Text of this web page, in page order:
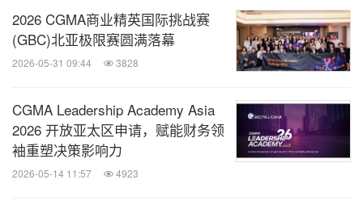
趋势、动态，介绍相关知识、经验、技巧、
案例和工具。
分享到：
2026 CGMA商业精英国际挑战赛
(GBC)北亚极限赛圆满落幕
2026-05-31 09:44 3828
CGMA Leadership Academy Asia
2026 开放亚太区申请，赋能财务领
袖重塑决策影响力
2026-05-14 11:57 4923